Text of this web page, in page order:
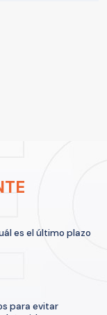
es el último plazo
para evitar